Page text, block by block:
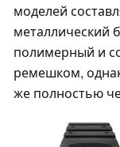
моделей
металлический
полимерный и
ремешком,
же полностью